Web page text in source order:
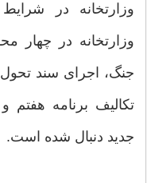
وزارتخانه در
وزارتخانه در چهار
جنگ، اجرای سند
تکالیف برنامه هفتم
جدید دنبال شده است.